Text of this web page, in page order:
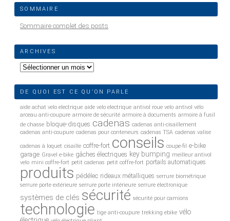
SOMMAIRE
Sommaire complet des posts
ARCHIVES
Archives
DE QUOI EST CE QU’ON PARLE
aide achat velo electrique aide velo electrique antivol roue velo antivol vélo
arceau anti-coupure armoire de sécurité armoire à documents armoire à fusil
de chasse bloque-disques cadenas cadenas anti-cisaillement
cadenas anti-coupure cadenas pour conteneurs cadenas TSA cadenas valise
cadenas à loquet cisaille coffre-fort conseils coupe-fil e-bike
garage Gravel e-bike gâches électriques key bumping meilleur antivol
velo mini coffre-fort petit cadenas petit coffre-fort portails automatiques
produits pédélec rideaux métalliques serrure biométrique
serrure porte extérieure serrure porte intérieure serrure électronique
systèmes de clés sécurité sécurité pour camions
technologie tige anti-coupure trekking ebike vélo